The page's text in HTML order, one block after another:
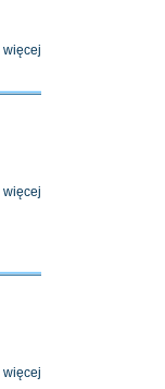
więcej
więcej
więcej